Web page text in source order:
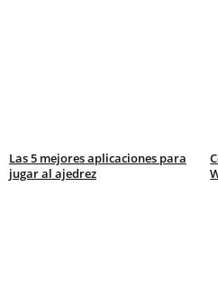
Las 5 mejores aplicaciones para
jugar al ajedrez